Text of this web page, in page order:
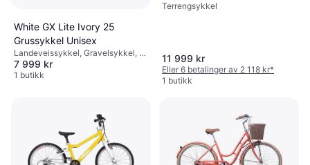
White GX Lite Ivory 25
Grussykkel Unisex
Landeveissykkel, Gravelsykkel, 16
Gir, 24"
7 999 kr
1 butikk
Terrengsykkel
11 999 kr
Eller 6 betalinger av 2 118 kr*
1 butikk